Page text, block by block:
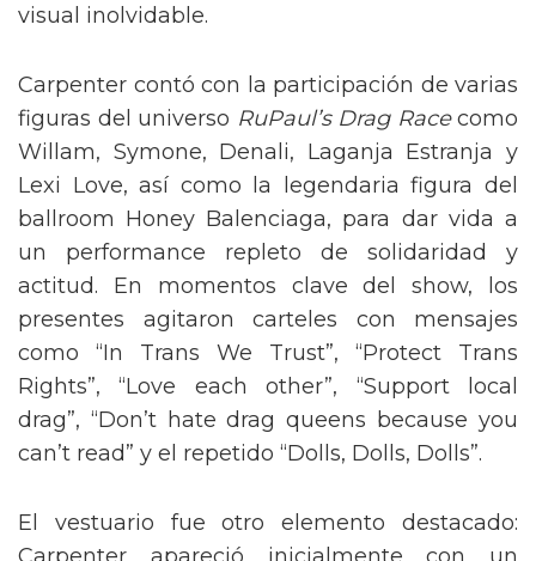
visual inolvidable.
Carpenter contó con la participación de varias
figuras del universo RuPaul’s Drag Racecomo
Willam, Symone, Denali, Laganja Estranja y
Lexi Love, así como la legendaria figura del
ballroom Honey Balenciaga, para dar vida a
un performance repleto de solidaridad y
actitud. En momentos clave del show, los
presentes agitaron carteles con mensajes
como “In Trans We Trust”, “Protect Trans
Rights”, “Love each other”, “Support local
drag”, “Don’t hate drag queens because you
can’t read” y el repetido “Dolls, Dolls, Dolls”.
El vestuario fue otro elemento destacado: